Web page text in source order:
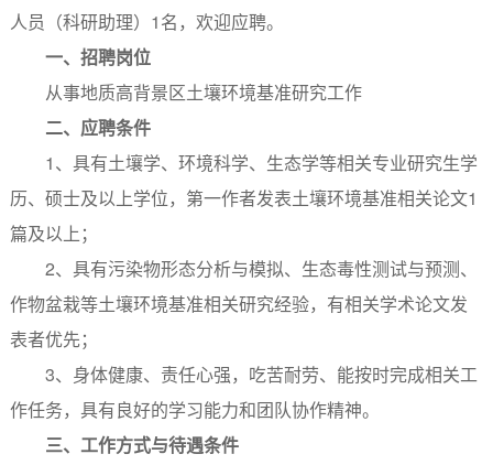
人员（科研助理）1名，欢迎应聘。
一、招聘岗位
从事地质高背景区土壤环境基准研究工作
二、应聘条件
1、具有土壤学、环境科学、生态学等相关专业研究生学
历、硕士及以上学位，第一作者发表土壤环境基准相关论文1
篇及以上；
2、具有污染物形态分析与模拟、生态毒性测试与预测、
作物盆栽等土壤环境基准相关研究经验，有相关学术论文发
表者优先；
3、身体健康、责任心强，吃苦耐劳、能按时完成相关工
作任务，具有良好的学习能力和团队协作精神。
三、工作方式与待遇条件